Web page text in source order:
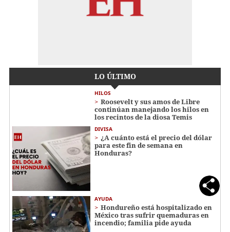
LO ÚLTIMO
HILOS
Roosevelt y sus amos de Libre
continúan manejando los hilos en
los recintos de la diosa Temis
DIVISA
¿A cuánto está el precio del dólar
para este fin de semana en
Honduras?
AYUDA
Hondureño está hospitalizado en
México tras sufrir quemaduras en
incendio; familia pide ayuda